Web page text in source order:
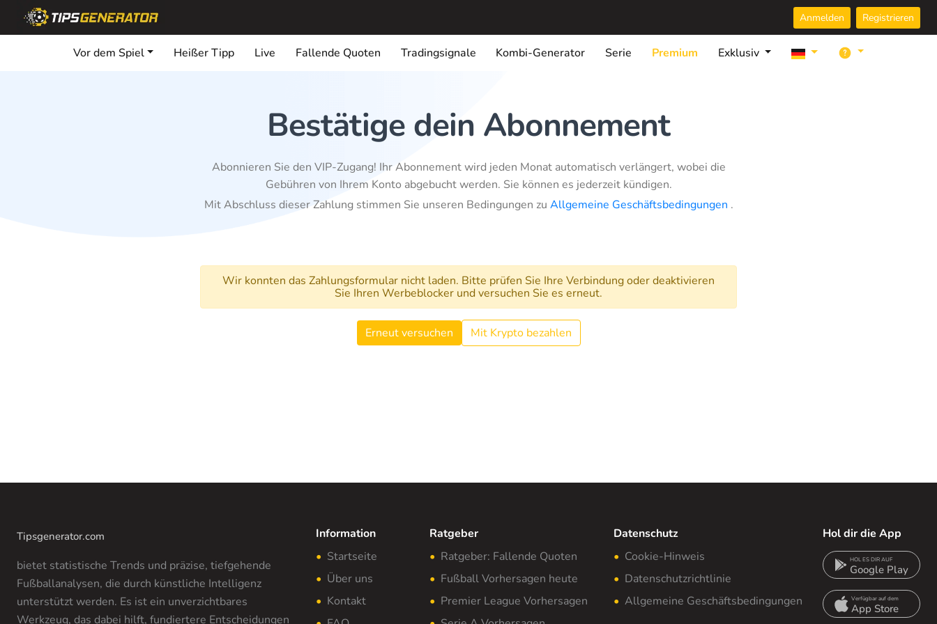
Anmelden Registrieren
Vor dem Spiel Heißer Tipp Live Fallende Quoten Tradingsignale Kombi-Generator Serie Premium Exklusiv
Bestätige dein Abonnement
Abonnieren Sie den VIP-Zugang! Ihr Abonnement wird jeden Monat automatisch verlängert, wobei die
Gebühren von Ihrem Konto abgebucht werden. Sie können es jederzeit kündigen.
Mit Abschluss dieser Zahlung stimmen Sie unseren Bedingungen zu Allgemeine Geschäftsbedingungen .
Wir konnten das Zahlungsformular nicht laden. Bitte prüfen Sie Ihre Verbindung oder deaktivieren
Sie Ihren Werbeblocker und versuchen Sie es erneut.
Erneut versuchen Mit Krypto bezahlen
Tipsgenerator.com
bietet statistische Trends und präzise, tiefgehende
Fußballanalysen, die durch künstliche Intelligenz
unterstützt werden. Es ist ein unverzichtbares
Werkzeug, das dabei hilft, fundiertere Entscheidungen
Information
Startseite
Über uns
Kontakt
Ratgeber
Ratgeber: Fallende Quoten
Fußball Vorhersagen heute
Premier League Vorhersagen
Datenschutz
Cookie-Hinweis
Datenschutzrichtlinie
Allgemeine Geschäftsbedingungen
Hol dir die App
HOL ES DIR AUF
Google Play
Verfügbar auf dem
App Store